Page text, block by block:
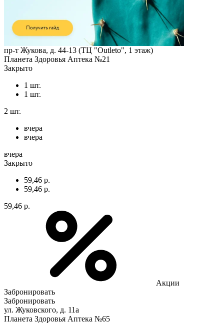
пр-т Жукова, д. 44-13 (ТЦ "Outleto", 1 этаж)
Планета Здоровья Аптека №21
Закрыто
1 шт.
1 шт.
2 шт.
вчера
вчера
вчера
Закрыто
59,46 р.
59,46 р.
59,46 р.
Акции
Забронировать
Забронировать
ул. Жуковского, д. 11а
Планета Здоровья Аптека №65